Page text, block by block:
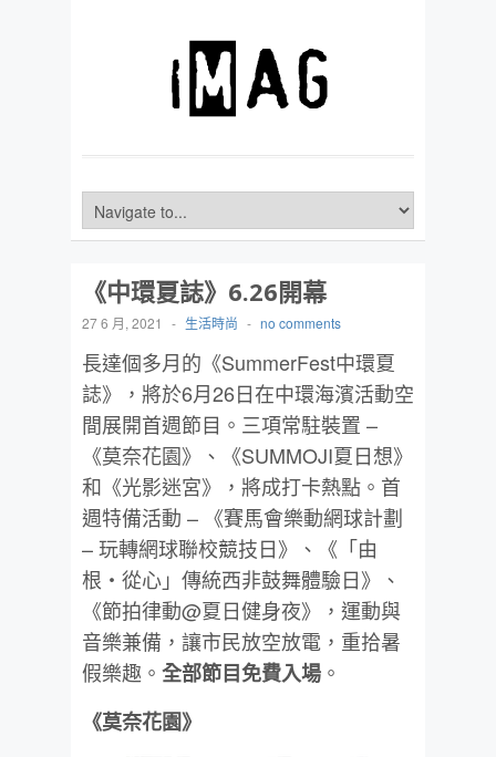
《中環夏誌》6.26開幕
27 6 月, 2021 - 生活時尚 - no comments
長達個多月的《SummerFest中環夏
誌》，將於6月26日在中環海濱活動空
間展開首週節目。三項常駐裝置 –
《莫奈花園》、《SUMMOJI夏日想》
和《光影迷宮》，將成打卡熱點。首
週特備活動 – 《賽馬會樂動網球計劃
– 玩轉網球聯校競技日》、《「由
根・從心」傳統西非鼓舞體驗日》、
《節拍律動@夏日健身夜》，運動與
音樂兼備，讓市民放空放電，重拾暑
假樂趣。 全部節目免費入場 。
《莫奈花園》